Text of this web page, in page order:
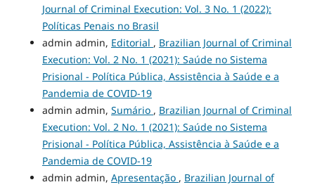
Journal of Criminal Execution: Vol. 3 No. 1 (2022):
Políticas Penais no Brasil
admin admin, Editorial , Brazilian Journal of Criminal
Execution: Vol. 2 No. 1 (2021): Saúde no Sistema
Prisional - Política Pública, Assistência à Saúde e a
Pandemia de COVID-19
admin admin, Sumário , Brazilian Journal of Criminal
Execution: Vol. 2 No. 1 (2021): Saúde no Sistema
Prisional - Política Pública, Assistência à Saúde e a
Pandemia de COVID-19
admin admin, Apresentação , Brazilian Journal of